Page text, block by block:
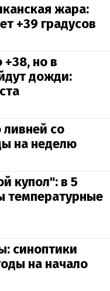
жара:
+39 градусов
но в
дожди:
со
на неделю
купол": в 5
температурные
синоптики
на начало